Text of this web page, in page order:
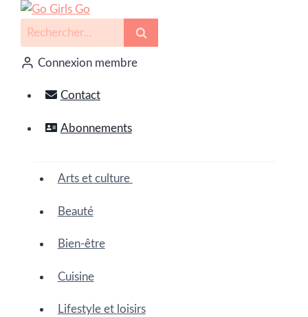
Connexion membre
Contact
Abonnements
Arts et culture
Beauté
Bien-être
Cuisine
Lifestyle et loisirs